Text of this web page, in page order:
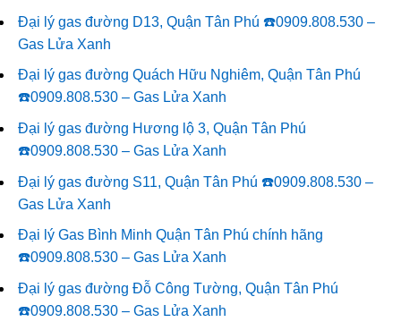
Đại lý gas đường D13, Quận Tân Phú ☎️0909.808.530 –
Gas Lửa Xanh
Đại lý gas đường Quách Hữu Nghiêm, Quận Tân Phú
☎️0909.808.530 – Gas Lửa Xanh
Đại lý gas đường Hương lộ 3, Quận Tân Phú
☎️0909.808.530 – Gas Lửa Xanh
Đại lý gas đường S11, Quận Tân Phú ☎️0909.808.530 –
Gas Lửa Xanh
Đại lý Gas Bình Minh Quận Tân Phú chính hãng
☎️0909.808.530 – Gas Lửa Xanh
Đại lý gas đường Đỗ Công Tường, Quận Tân Phú
☎️0909.808.530 – Gas Lửa Xanh